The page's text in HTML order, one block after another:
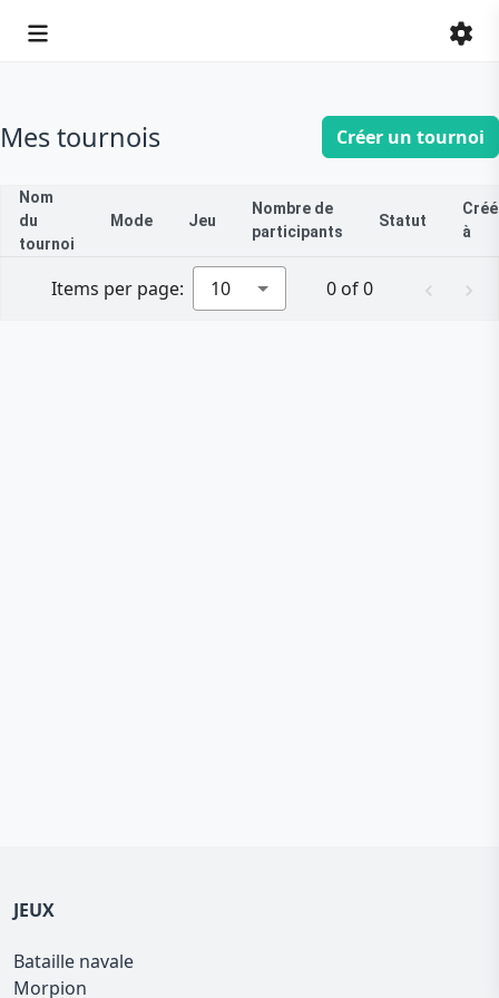
Mes tournois Créer un tournoi
Nom
du
tournoi
Mode Jeu
Nombre de
participants
Statut
Créé
à
Items per page: 10 0 of 0
JEUX
Bataille navale
Morpion